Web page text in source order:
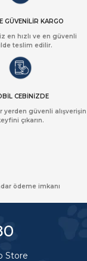
GÜVENİLİR KARGO
en hızlı ve en güvenli
teslim edilir.
CEBİNİZDE
yerden güvenli alışverişin
çıkarın.
ödeme imkanı
Store